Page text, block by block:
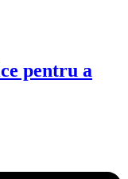
pentru a